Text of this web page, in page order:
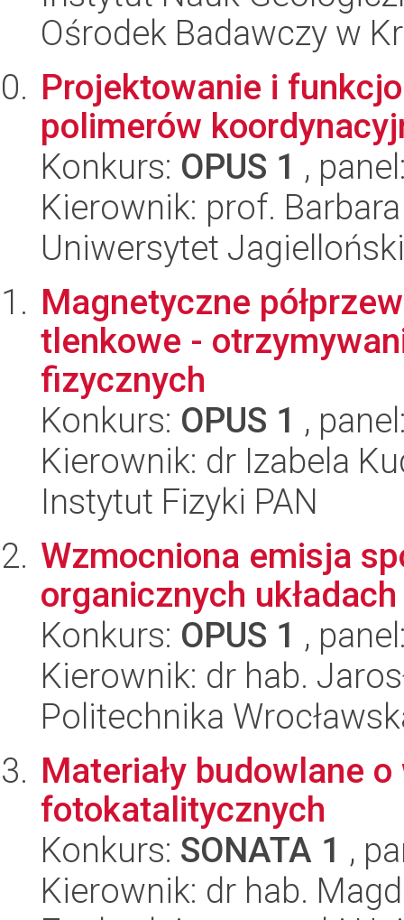
Ośrodek Badawczy w
Projektowanie i
polimerów
Konkurs: OPUS 1 ,
Kierownik: prof.
Uniwersytet
Magnetyczne
tlenkowe -
fizycznych
Konkurs: OPUS 1 ,
Kierownik: dr Izabela
Instytut Fizyki PAN
Wzmocniona emisja
organicznych
Konkurs: OPUS 1 ,
Kierownik: dr hab.
Politechnika
Materiały budowlane
fotokatalitycznych
Konkurs: SONATA 1 ,
Kierownik: dr hab.